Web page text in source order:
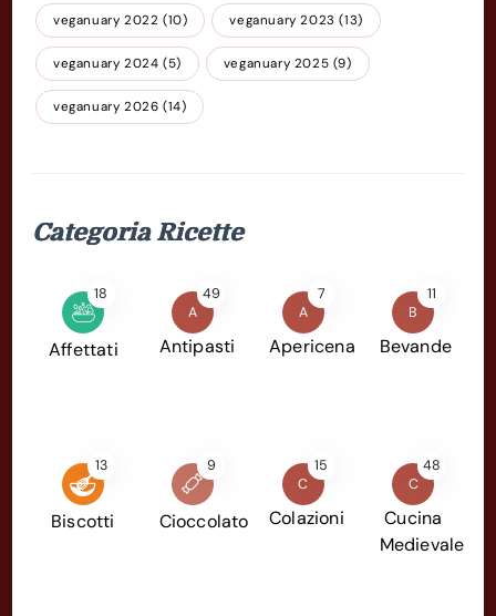
veganuary 2022 (10) veganuary 2023 (13)
veganuary 2024 (5) veganuary 2025 (9)
veganuary 2026 (14)
Categoria Ricette
18
Affettati
A
49
Antipasti
A
7
Apericena
B
11
Bevande
13
Biscotti
9
Cioccolato
C
15
Colazioni
C
48
Cucina
Medievale